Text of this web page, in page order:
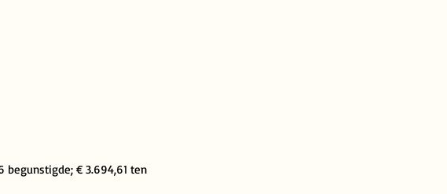
begunstigde; € 3.694,61 ten